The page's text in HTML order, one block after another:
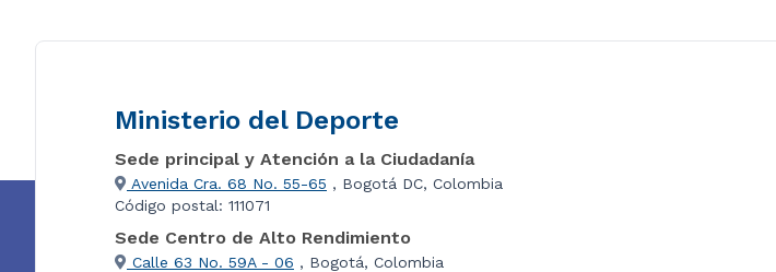
Ministerio del Deporte
Sede principal y Atención a la Ciudadanía
Avenida Cra. 68 No. 55-65 , Bogotá DC, Colombia
Código postal: 111071
Sede Centro de Alto Rendimiento
Calle 63 No. 59A - 06 , Bogotá, Colombia